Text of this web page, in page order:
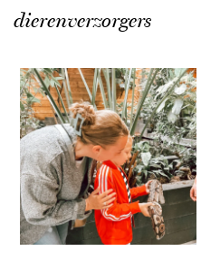
dierenverzorgers